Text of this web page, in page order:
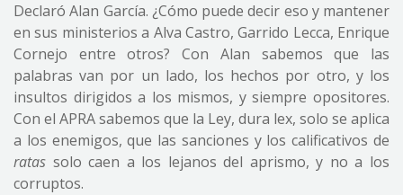
Declaró Alan García. ¿Cómo puede decir eso y mantener
en sus ministerios a Alva Castro, Garrido Lecca, Enrique
Cornejo entre otros? Con Alan sabemos que las
palabras van por un lado, los hechos por otro, y los
insultos dirigidos a los mismos, y siempre opositores.
Con el APRA sabemos que la Ley, dura lex, solo se aplica
a los enemigos, que las sanciones y los calificativos de
ratas solo caen a los lejanos del aprismo, y no a los
corruptos.